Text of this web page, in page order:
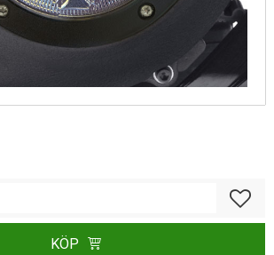
KÖP